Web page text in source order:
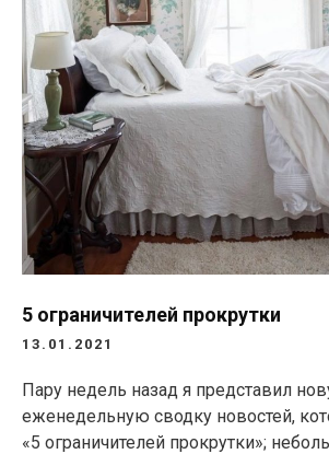
5 ограничителей прокрутки
13.01.2021
Пару недель назад я представил
еженедельную сводку новостей,
«5 ограничителей прокрутки»;